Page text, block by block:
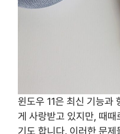
윈도우 11은 최신 기능과
게 사랑받고 있지만, 때
기도 합니다. 이러한 문